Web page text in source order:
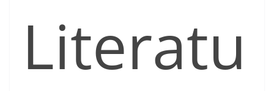
Literatu